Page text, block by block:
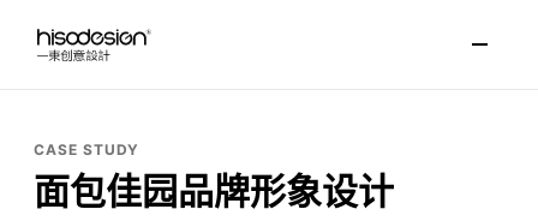
CASE STUDY
面包佳园品牌形象设计